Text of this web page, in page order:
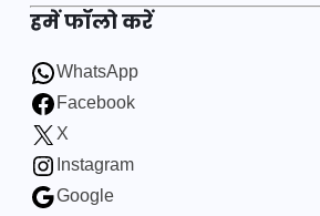
हमें फॉलो करें
WhatsApp
Facebook
X
Instagram
Google